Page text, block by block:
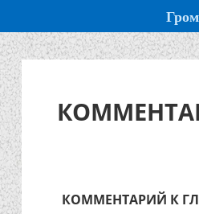
КОММЕНТАРИЙ К